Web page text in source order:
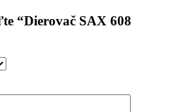
“Dierovač SAX 608